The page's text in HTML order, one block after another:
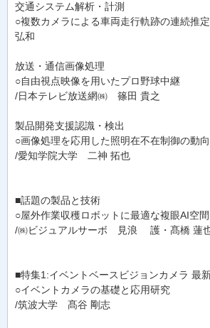
交通システム解析・計測
○複数カメラによる車両走行軌跡の連続推
弘和
放送・通信画像処理
○自由視点映像を用いたプロ野球中継
/日本テレビ放送網㈱ 篠田 貴之
製品開発支援認識・検出
○画像処理を応用した照明在不在制御の動向
/愛知学院大学 二神 拓也
■話題の製品と技術
○屋外作業収穫ロボットに最適な複眼AI空
/㈱ビジュアルサーボ 見浪 護・髙橋 蓮
■特集1:イベントベースビジョンカメラ 最
○イベントカメラの基礎と応用研究
/筑波大学 髙谷 剛志